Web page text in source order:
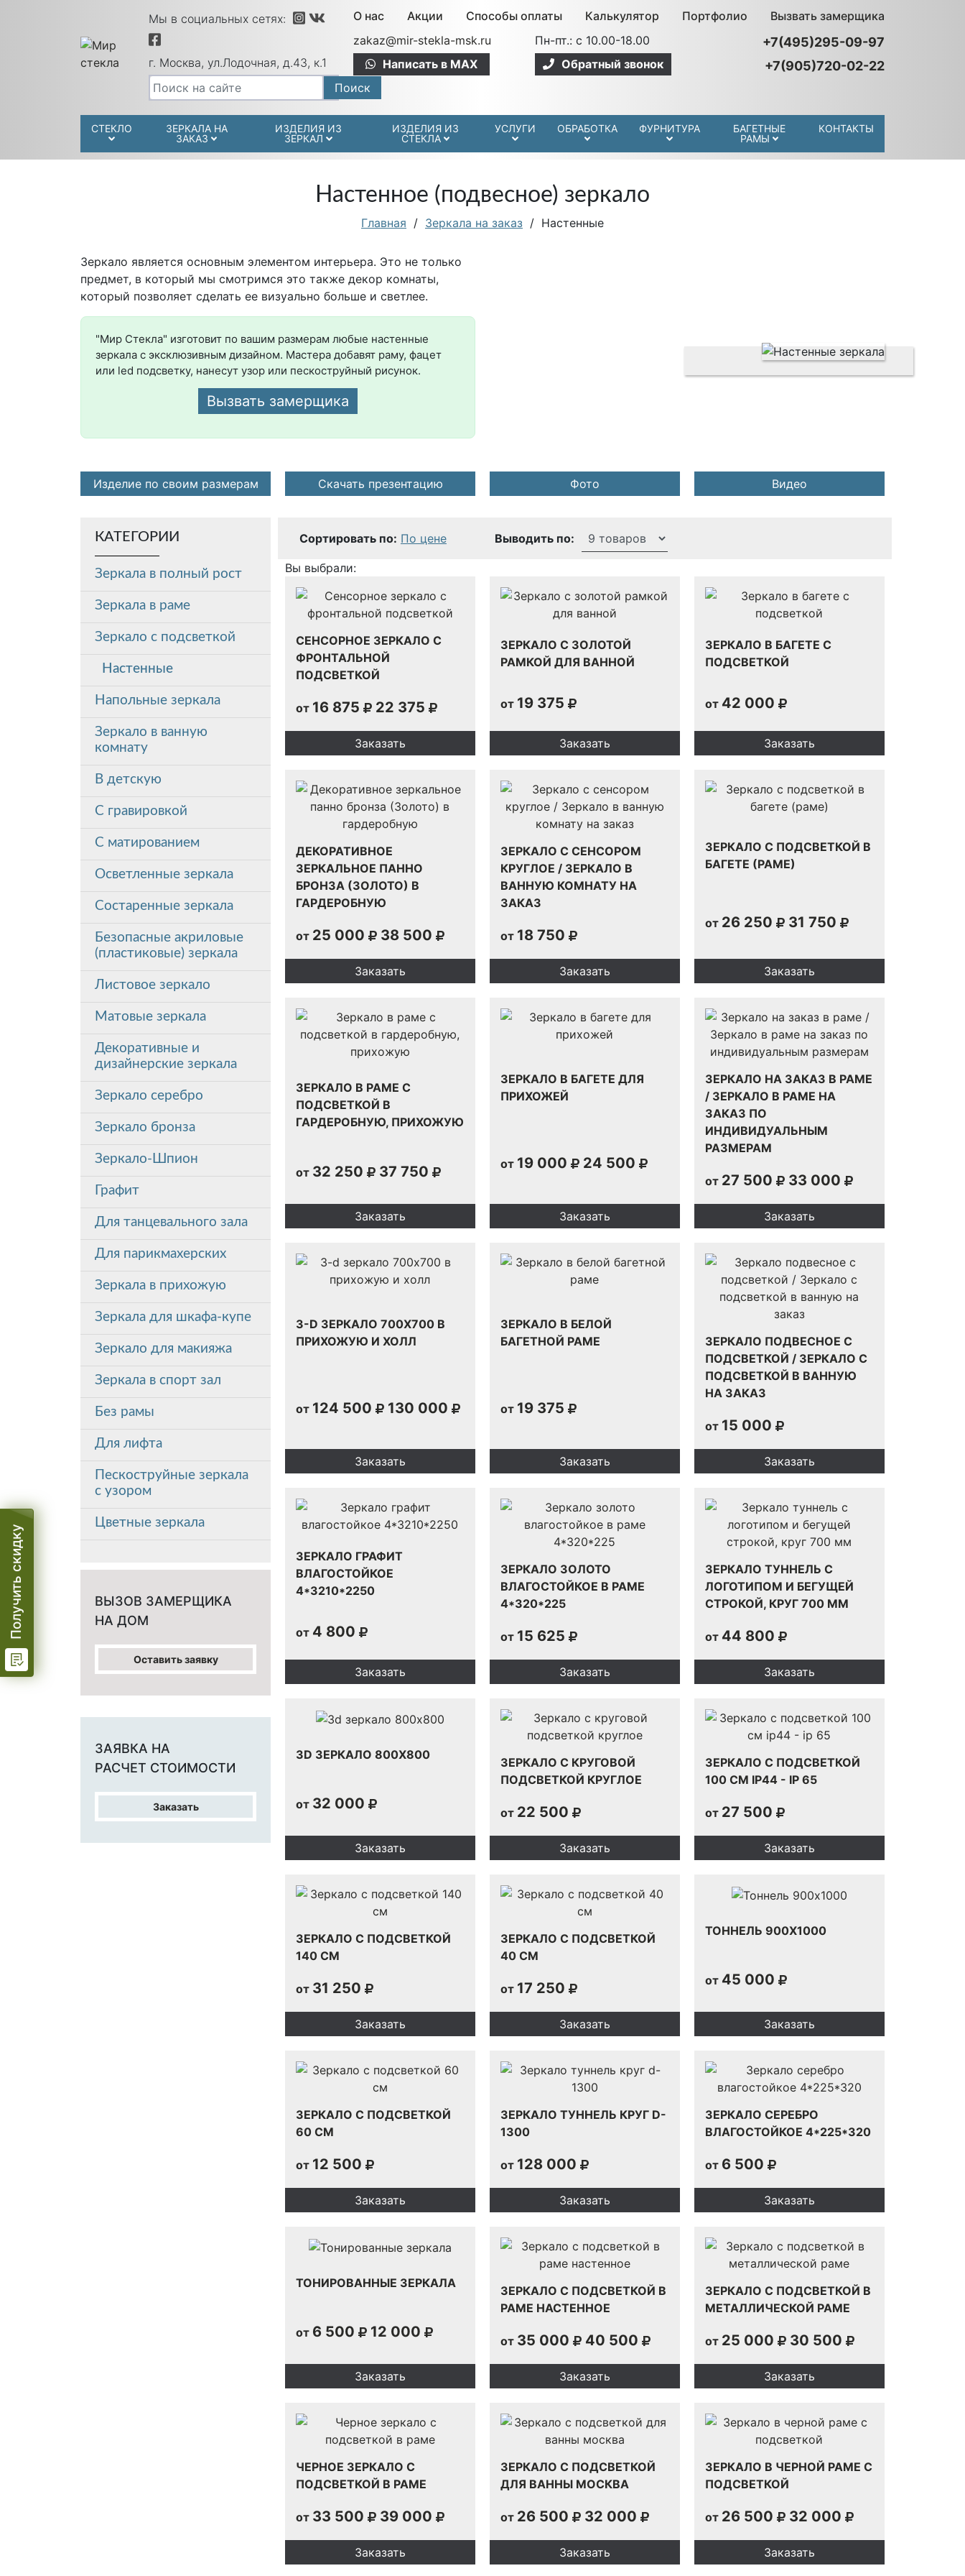
Мы в социальных сетях:
г. Москва, ул.Лодочная, д.43, к.1
Поиск
О нас Акции Способы оплаты Калькулятор Портфолио
Вызвать замерщика
zakaz@mir-stekla-msk.ru
Написать в MAX
Пн-пт.: c 10.00-18.00
Обратный звонок
+7(495)295-09-97
+7(905)720-02-22
СТЕКЛО
ЗЕРКАЛА НА
ЗАКАЗ
ИЗДЕЛИЯ ИЗ
ЗЕРКАЛ
ИЗДЕЛИЯ ИЗ
СТЕКЛА
УСЛУГИ ОБРАБОТКА ФУРНИТУРА
БАГЕТНЫЕ
РАМЫ
КОНТАКТЫ
Настенное (подвесное) зеркало
Главная / Зеркала на заказ / Настенные
Зеркало является основным элементом интерьера. Это не только
предмет, в который мы смотримся это также декор комнаты,
который позволяет сделать ее визуально больше и светлее.
"Мир Стекла" изготовит по вашим размерам любые настенные
зеркала с эксклюзивным дизайном. Мастера добавят раму, фацет
или led подсветку, нанесут узор или пескоструйный рисунок.
Вызвать замерщика
Изделие по своим размерам Скачать презентацию Фото Видео
КАТЕГОРИИ
Зеркала в полный рост
Зеркала в раме
Зеркало с подсветкой
Настенные
Напольные зеркала
Зеркало в ванную
комнату
В детскую
С гравировкой
С матированием
Oсветленные зеркала
Состаренные зеркала
Безопасные акриловые
(пластиковые) зеркала
Листовое зеркало
Матовые зеркала
Декоративные и
дизайнерские зеркала
Зеркало серебро
Зеркало бронза
Зеркало-Шпион
Графит
Для танцевального зала
Для парикмахерских
Зеркала в прихожую
Зеркала для шкафа-купе
Зеркало для макияжа
Зеркала в спорт зал
Без рамы
Для лифта
Пескоструйные зеркала
с узором
Цветные зеркала
ВЫЗОВ ЗАМЕРЩИКА
НА ДОМ
Оставить заявку
ЗАЯВКА НА
РАСЧЕТ СТОИМОСТИ
Заказать
Сортировать по: По цене Выводить по:
Вы выбрали:
СЕНСОРНОЕ ЗЕРКАЛО С
ФРОНТАЛЬНОЙ
ПОДСВЕТКОЙ
от 16 875 22 375
Заказать
ЗЕРКАЛО С ЗОЛОТОЙ
РАМКОЙ ДЛЯ ВАННОЙ
от 19 375
Заказать
ЗЕРКАЛО В БАГЕТЕ С
ПОДСВЕТКОЙ
от 42 000
Заказать
ДЕКОРАТИВНОЕ
ЗЕРКАЛЬНОЕ ПАННО
БРОНЗА (ЗОЛОТО) В
ГАРДЕРОБНУЮ
от 25 000 38 500
Заказать
ЗЕРКАЛО С СЕНСОРОМ
КРУГЛОЕ / ЗЕРКАЛО В
ВАННУЮ КОМНАТУ НА
ЗАКАЗ
от 18 750
Заказать
ЗЕРКАЛО С ПОДСВЕТКОЙ В
БАГЕТЕ (РАМЕ)
от 26 250 31 750
Заказать
ЗЕРКАЛО В РАМЕ С
ПОДСВЕТКОЙ В
ГАРДЕРОБНУЮ, ПРИХОЖУЮ
от 32 250 37 750
Заказать
ЗЕРКАЛО В БАГЕТЕ ДЛЯ
ПРИХОЖЕЙ
от 19 000 24 500
Заказать
ЗЕРКАЛО НА ЗАКАЗ В РАМЕ
/ ЗЕРКАЛО В РАМЕ НА
ЗАКАЗ ПО
ИНДИВИДУАЛЬНЫМ
РАЗМЕРАМ
от 27 500 33 000
Заказать
3-D ЗЕРКАЛО 700Х700 В
ПРИХОЖУЮ И ХОЛЛ
от 124 500 130 000
Заказать
ЗЕРКАЛО В БЕЛОЙ
БАГЕТНОЙ РАМЕ
от 19 375
Заказать
ЗЕРКАЛО ПОДВЕСНОЕ С
ПОДСВЕТКОЙ / ЗЕРКАЛО С
ПОДСВЕТКОЙ В ВАННУЮ
НА ЗАКАЗ
от 15 000
Заказать
ЗЕРКАЛО ГРАФИТ
ВЛАГОСТОЙКОЕ
4*3210*2250
от 4 800
Заказать
ЗЕРКАЛО ЗОЛОТО
ВЛАГОСТОЙКОЕ В РАМЕ
4*320*225
от 15 625
Заказать
ЗЕРКАЛО ТУННЕЛЬ С
ЛОГОТИПОМ И БЕГУЩЕЙ
СТРОКОЙ, КРУГ 700 ММ
от 44 800
Заказать
3D ЗЕРКАЛО 800Х800
от 32 000
Заказать
ЗЕРКАЛО С КРУГОВОЙ
ПОДСВЕТКОЙ КРУГЛОЕ
от 22 500
Заказать
ЗЕРКАЛО С ПОДСВЕТКОЙ
100 СМ IP44 - IP 65
от 27 500
Заказать
ЗЕРКАЛО С ПОДСВЕТКОЙ
140 СМ
от 31 250
Заказать
ЗЕРКАЛО С ПОДСВЕТКОЙ
40 СМ
от 17 250
Заказать
ТОННЕЛЬ 900Х1000
от 45 000
Заказать
ЗЕРКАЛО С ПОДСВЕТКОЙ
60 СМ
от 12 500
Заказать
ЗЕРКАЛО ТУННЕЛЬ КРУГ D-
1300
от 128 000
Заказать
ЗЕРКАЛО СЕРЕБРО
ВЛАГОСТОЙКОЕ 4*225*320
от 6 500
Заказать
ТОНИРОВАННЫЕ ЗЕРКАЛА
от 6 500 12 000
Заказать
ЗЕРКАЛО С ПОДСВЕТКОЙ В
РАМЕ НАСТЕННОЕ
от 35 000 40 500
Заказать
ЗЕРКАЛО С ПОДСВЕТКОЙ В
МЕТАЛЛИЧЕСКОЙ РАМЕ
от 25 000 30 500
Заказать
ЧЕРНОЕ ЗЕРКАЛО С
ПОДСВЕТКОЙ В РАМЕ
от 33 500 39 000
Заказать
ЗЕРКАЛО С ПОДСВЕТКОЙ
ДЛЯ ВАННЫ МОСКВА
от 26 500 32 000
Заказать
ЗЕРКАЛО В ЧЕРНОЙ РАМЕ С
ПОДСВЕТКОЙ
от 26 500 32 000
Заказать
Получить скидку